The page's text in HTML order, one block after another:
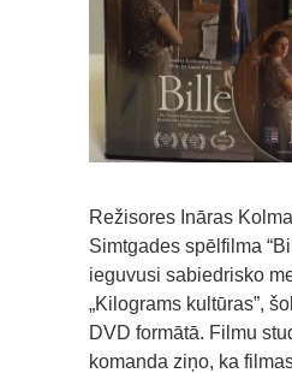
Režisores Ināras
Simtgades spēlfilma
ieguvusi sabiedrisko
„Kilograms kultūras”,
DVD formātā. Filmu
komanda ziņo, ka